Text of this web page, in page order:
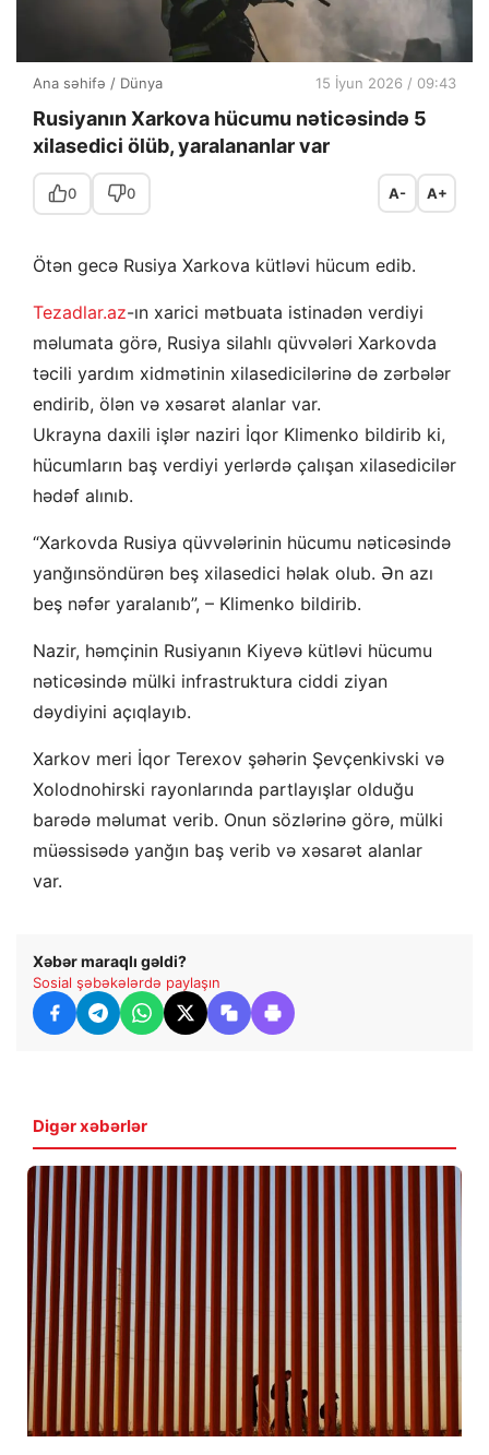
Ana səhifə / Dünya 15 İyun 2026 / 09:43
Rusiyanın Xarkova hücumu nəticəsində 5
xilasedici ölüb, yaralananlar var
0 0 A- A+
Ötən gecə Rusiya Xarkova kütləvi hücum edib.
Tezadlar.az-ın xarici mətbuata istinadən verdiyi
məlumata görə, Rusiya silahlı qüvvələri Xarkovda
təcili yardım xidmətinin xilasedicilərinə də zərbələr
endirib, ölən və xəsarət alanlar var.
Ukrayna daxili işlər naziri İqor Klimenko bildirib ki,
hücumların baş verdiyi yerlərdə çalışan xilasedicilər
hədəf alınıb.
“Xarkovda Rusiya qüvvələrinin hücumu nəticəsində
yanğınsöndürən beş xilasedici həlak olub. Ən azı
beş nəfər yaralanıb”, – Klimenko bildirib.
Nazir, həmçinin Rusiyanın Kiyevə kütləvi hücumu
nəticəsində mülki infrastruktura ciddi ziyan
dəydiyini açıqlayıb.
Xarkov meri İqor Terexov şəhərin Şevçenkivski və
Xolodnohirski rayonlarında partlayışlar olduğu
barədə məlumat verib. Onun sözlərinə görə, mülki
müəssisədə yanğın baş verib və xəsarət alanlar
var.
Xəbər maraqlı gəldi?
Sosial şəbəkələrdə paylaşın
Digər xəbərlər